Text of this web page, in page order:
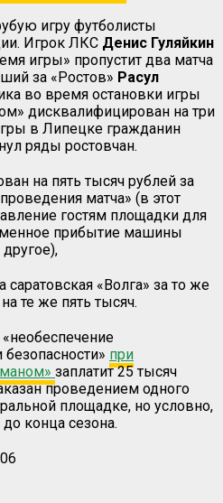
игру футболисты
Игрок ЛКС Денис Гуляйкин
игры» пропустит два матча
за «Ростов» Расул
во время остановки игры
дисквалифицирован на три
в Липецке гражданин
ряды ростовчан.
на пять тысяч рублей за
матча» (в этот
гостям площадки для
прибытие машины
саратовская «Волга» за то же
те же пять тысяч.
при
заплатит 25 тысяч
проведением одного
площадке, но условно,
конца сезона.